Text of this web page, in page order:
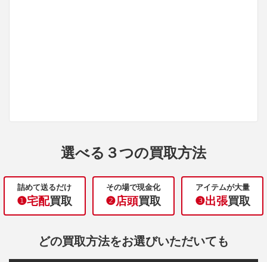
選べる３つの買取方法
詰めて送るだけ
❶宅配買取
その場で現金化
❷店頭買取
アイテムが大量
❸出張買取
どの買取方法をお選びいただいても